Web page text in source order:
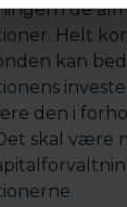
i de
Helt
kan
den i
skal være